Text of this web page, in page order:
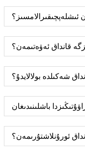
ئىشلەپچىقىرالامسىز؟
قانداق ئەۋەتىمەن؟
شەكىلدە بولالايدۇ؟
ئورۇنلاشتۇرىمەن؟